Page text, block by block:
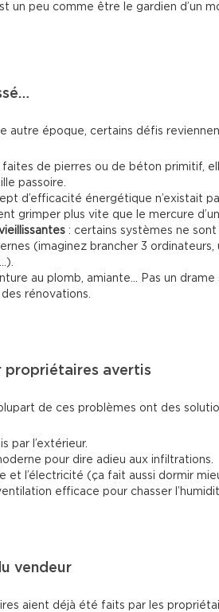
un peu comme être le gardien d’un
autre époque, certains défis
faites de pierres ou de béton primitif,
passoire.
d’efficacité énergétique n’existait
grimper plus vite que le mercure
: certains systèmes ne
(imaginez brancher 3 ordinateurs,
au plomb, amiante… Pas un drame
rénovations.
propriétaires avertis
de ces problèmes ont des
par l’extérieur.
pour dire adieu aux infiltrations.
et l’électricité (ça fait aussi dormir
efficace pour chasser
vendeur
aient déjà été faits par les